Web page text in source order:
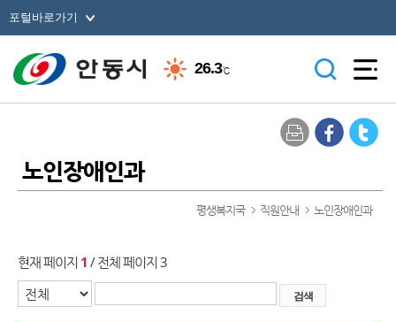
포털바로가기
26.3℃
노인장애인과
평생복지국 직원안내 노인장애인과
현재 페이지 1 / 전체 페이지 3